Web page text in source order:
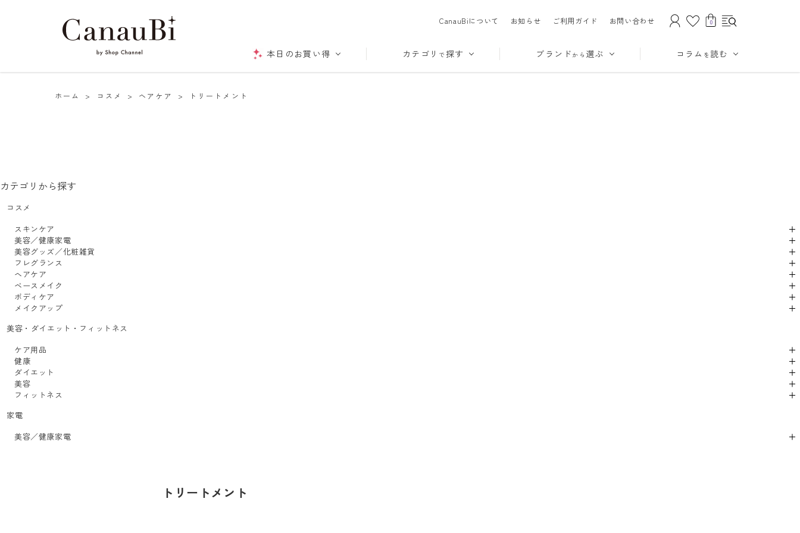
CanauBiについて お知らせ ご利用ガイド お問い合わせ 0
本日のお買い得 カテゴリ で探す ブランド から 選ぶ コラム を読む
ホーム > コスメ > ヘアケア > トリートメント
カテゴリから探す
コスメ
スキンケア
美容／健康家電
美容グッズ／化粧雑貨
フレグランス
ヘアケア
ベースメイク
ボディケア
メイクアップ
美容・ダイエット・フィットネス
ケア用品
健康
ダイエット
美容
フィットネス
家電
美容／健康家電
トリートメント